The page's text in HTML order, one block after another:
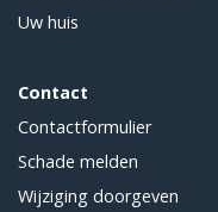
Uw huis
Contact
Contactformulier
Schade melden
Wijziging doorgeven